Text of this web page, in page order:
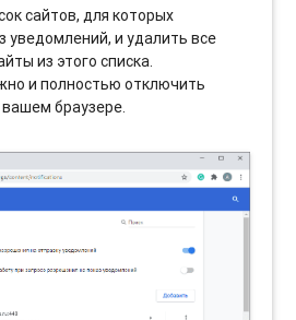
сайтов, для которых
уведомлений, и удалить все
из этого списка.
и полностью отключить
браузере.